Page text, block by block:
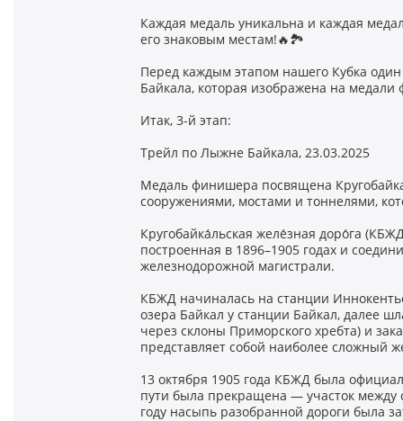
Каждая медаль уникальна и каждая
его знаковым местам!🔥🏞
Перед каждым этапом нашего Кубка
Байкала, которая изображена на медали
Итак, 3-й этап:
Трейл по Лыжне Байкала, 23.03.2025
Медаль финишера посвящена
сооружениями, мостами и тоннелями,
Кругобайка́льская желе́зная доро́га
построенная в 1896–1905 годах и
железнодорожной магистрали.
КБЖД начиналась на станции
озера Байкал у станции Байкал, далее
через склоны Приморского хребта) и
представляет собой наиболее сложный
13 октября 1905 года КБЖД была
пути была прекращена — участок между
году насыпь разобранной дороги была